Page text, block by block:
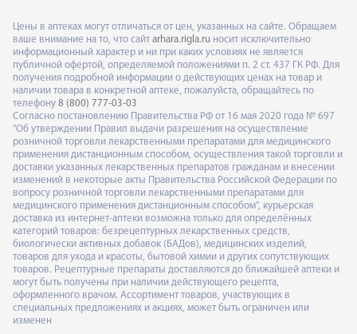
Цены в аптеках могут отличаться от цен, указанных на сайте. Обращаем
ваше внимание на то, что сайт arhara.rigla.ru носит исключительно
информационный характер и ни при каких условиях не является
публичной офертой, определяемой положениями п. 2 ст. 437 ГК РФ. Для
получения подробной информации о действующих ценах на товар и
наличии товара в конкретной аптеке, пожалуйста, обращайтесь по
телефону 8 (800) 777-03-03
Согласно постановлению Правительства РФ от 16 мая 2020 года № 697
"Об утверждении Правил выдачи разрешения на осуществление
розничной торговли лекарственными препаратами для медицинского
применения дистанционным способом, осуществления такой торговли и
доставки указанных лекарственных препаратов гражданам и внесении
изменений в некоторые акты Правительства Российской Федерации по
вопросу розничной торговли лекарственными препаратами для
медицинского применения дистанционным способом", курьерская
доставка из интернет-аптеки возможна только для определённых
категорий товаров: безрецептурных лекарственных средств,
биологически активных добавок (БАДов), медицинских изделий,
товаров для ухода и красоты, бытовой химии и других сопутствующих
товаров. Рецептурные препараты доставляются до ближайшей аптеки и
могут быть получены при наличии действующего рецепта,
оформленного врачом. Ассортимент товаров, участвующих в
специальных предложениях и акциях, может быть ограничен или
изменен